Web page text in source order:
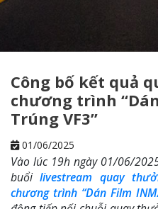
Công bố kết quả
chương trình
Trúng VF3”
01/06/2025
Vào lúc 19h ngày 01/06/
buổilivestream quay
chương trình “Dán Film